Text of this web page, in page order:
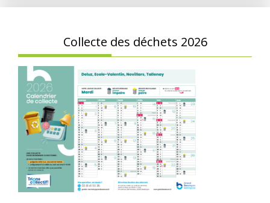
Collecte des déchets 2026